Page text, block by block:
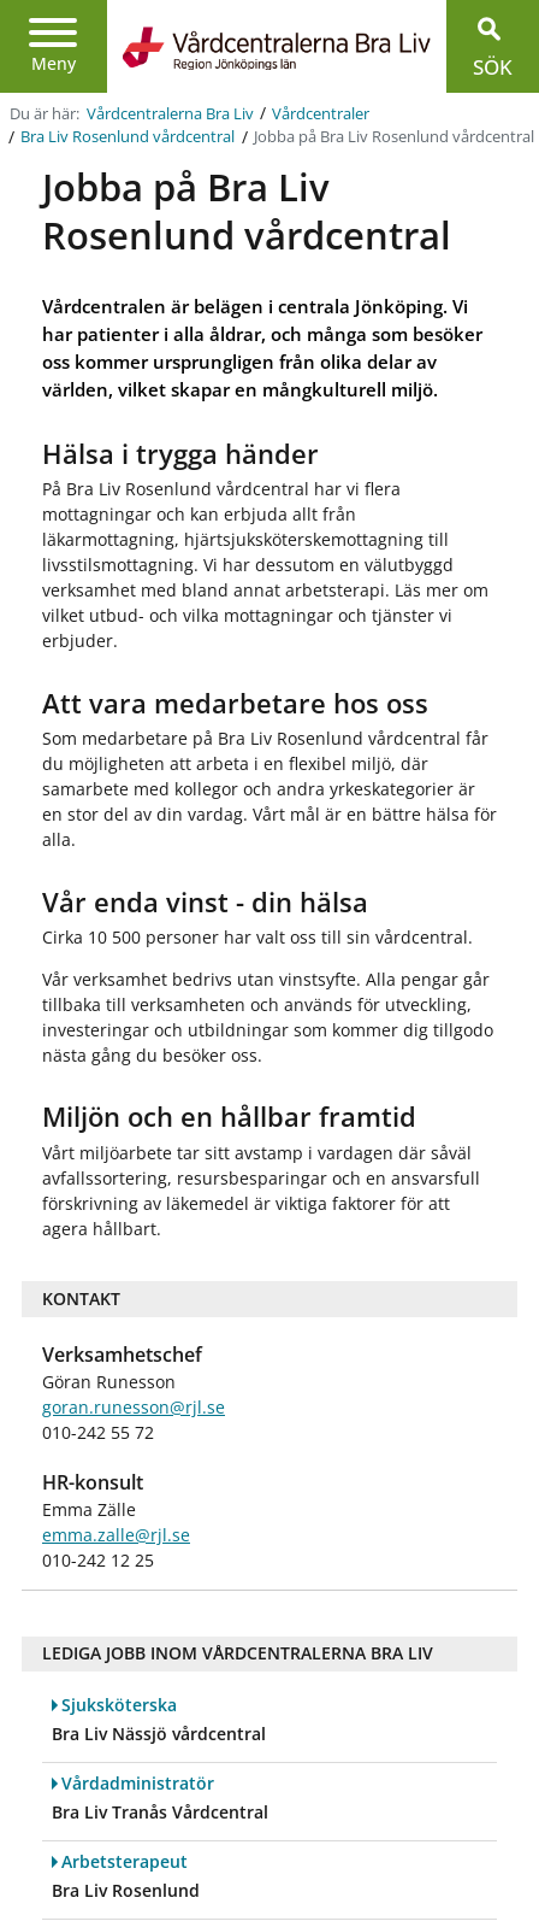
Meny
Region
Jönköpings
län
SÖK
Du är här: Vårdcentralerna Bra Liv / Vårdcentraler
/ Bra Liv Rosenlund vårdcentral / Jobba på Bra Liv Rosenlund vårdcentral
Jobba på Bra Liv
Rosenlund vårdcentral
Vårdcentralen är belägen i centrala Jönköping. Vi
har patienter i alla åldrar, och många som besöker
oss kommer ursprungligen från olika delar av
världen, vilket skapar en mångkulturell miljö.
Hälsa i trygga händer
På Bra Liv Rosenlund vårdcentral har vi flera
mottagningar och kan erbjuda allt från
läkarmottagning, hjärtsjuksköterskemottagning till
livsstilsmottagning. Vi har dessutom en välutbyggd
verksamhet med bland annat arbetsterapi. Läs mer om
vilket utbud- och vilka mottagningar och tjänster vi
erbjuder.
Att vara medarbetare hos oss
Som medarbetare på Bra Liv Rosenlund vårdcentral får
du möjligheten att arbeta i en flexibel miljö, där
samarbete med kollegor och andra yrkeskategorier är
en stor del av din vardag. Vårt mål är en bättre hälsa för
alla.
Vår enda vinst - din hälsa
Cirka 10 500 personer har valt oss till sin vårdcentral.
Vår verksamhet bedrivs utan vinstsyfte. Alla pengar går
tillbaka till verksamheten och används för utveckling,
investeringar och utbildningar som kommer dig tillgodo
nästa gång du besöker oss.
Miljön och en hållbar framtid
Vårt miljöarbete tar sitt avstamp i vardagen där såväl
avfallssortering, resursbesparingar och en ansvarsfull
förskrivning av läkemedel är viktiga faktorer för att
agera hållbart.
KONTAKT
Verksamhetschef
Göran Runesson
goran.runesson@rjl.se
010-242 55 72
HR-konsult
Emma Zälle
emma.zalle@rjl.se
010-242 12 25
LEDIGA JOBB INOM VÅRDCENTRALERNA BRA LIV
Sjuksköterska
Bra Liv Nässjö vårdcentral
Vårdadministratör
Bra Liv Tranås Vårdcentral
Arbetsterapeut
Bra Liv Rosenlund